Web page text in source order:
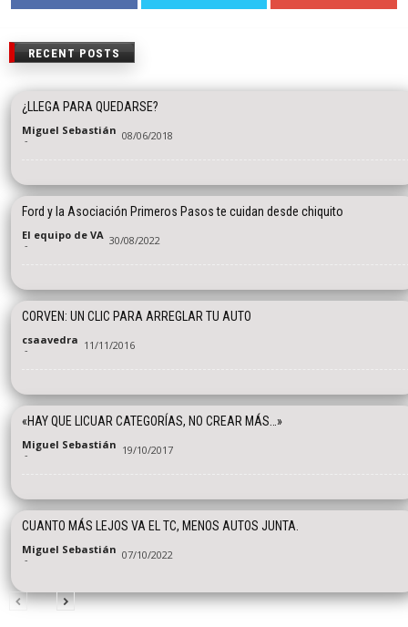
RECENT POSTS
¿LLEGA PARA QUEDARSE?
Miguel Sebastián
- 08/06/2018
Ford y la Asociación Primeros Pasos te cuidan desde chiquito
El equipo de VA
- 30/08/2022
CORVEN: UN CLIC PARA ARREGLAR TU AUTO
csaavedra
- 11/11/2016
«HAY QUE LICUAR CATEGORÍAS, NO CREAR MÁS…»
Miguel Sebastián
- 19/10/2017
CUANTO MÁS LEJOS VA EL TC, MENOS AUTOS JUNTA.
Miguel Sebastián
- 07/10/2022